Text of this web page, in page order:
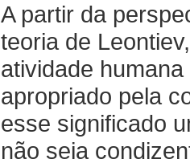
A partir da
teoria de
atividade
apropriado pela
esse significado
não seja